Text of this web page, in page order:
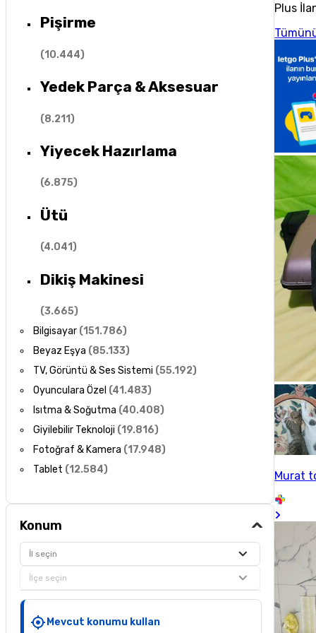
Pişirme
(10.444)
Yedek Parça & Aksesuar
(8.211)
Yiyecek Hazırlama
(6.875)
Ütü
(4.041)
Dikiş Makinesi
(3.665)
Bilgisayar (151.786)
Beyaz Eşya (85.133)
TV, Görüntü & Ses Sistemi (55.192)
Oyunculara Özel (41.483)
Isıtma & Soğutma (40.408)
Giyilebilir Teknoloji (19.816)
Fotoğraf & Kamera (17.948)
Tablet (12.584)
Konum
İl seçin
İlçe seçin
Mevcut konumu kullan
Plus
Murat